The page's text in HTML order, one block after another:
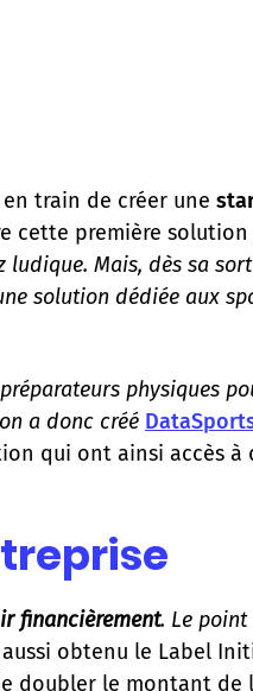
train de créer une
cette première
ludique. Mais, dès sa
solution dédiée aux
physiques
a donc créé
qui ont ainsi accès à
financièrement. Le
obtenu le Label
doubler le montant de